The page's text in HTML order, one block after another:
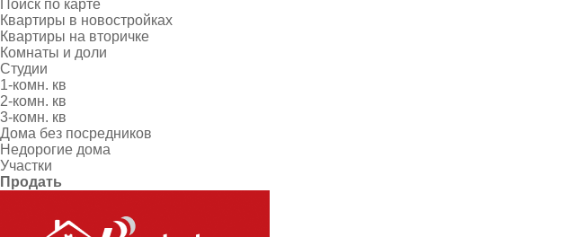
Поиск по карте
Квартиры в новостройках
Квартиры на вторичке
Комнаты и доли
Студии
1-комн. кв
2-комн. кв
3-комн. кв
Дома без посредников
Недорогие дома
Участки
Продать